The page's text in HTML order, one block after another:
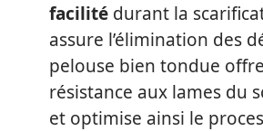
facilité durant la
assure l’élimination des
pelouse bien tondue
résistance aux lames du
et optimise ainsi le